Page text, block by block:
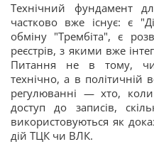
Технічний фундамент
частково вже існує: є
обміну "Трембіта", є
реєстрів, з якими вже
Питання не в тому, чи
технічно, а в політичній
регулюванні — хто,
доступ до записів,
використовуються як
дій ТЦК чи ВЛК.